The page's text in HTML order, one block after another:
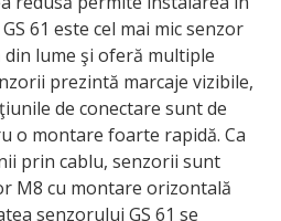
61 este cel mai mic senzor
lume şi oferă multiple
prezintă marcaje vizibile,
de conectare sunt de
o montare foarte rapidă. Ca
prin cablu, senzorii sunt
M8 cu montare orizontală
senzorului GS 61 se